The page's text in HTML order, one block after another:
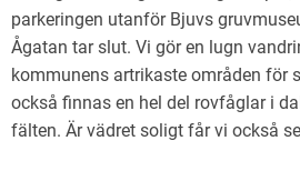
parkeringen utanför Bjuvs
Ågatan tar slut. Vi gör en lugn
kommunens artrikaste områden för
också finnas en hel del rovfåglar i
fälten. Är vädret soligt får vi också